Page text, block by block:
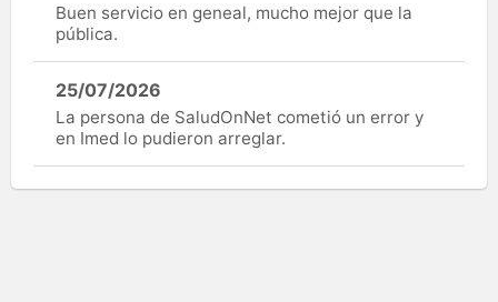
Buen servicio en geneal, mucho mejor que la
pública.
25/07/2026
La persona de SaludOnNet cometió un error y
en Imed lo pudieron arreglar.